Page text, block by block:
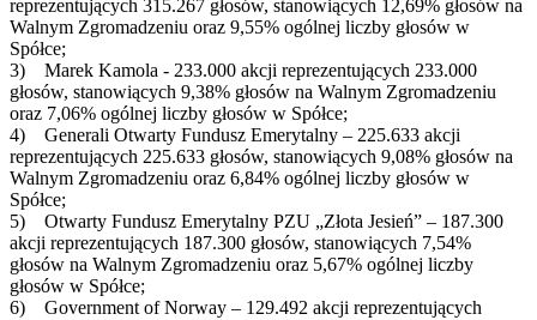
reprezentujących 315.267 głosów, stanowiących 12,69% głosów na
Walnym Zgromadzeniu oraz 9,55% ogólnej liczby głosów w
Spółce;
3) Marek Kamola - 233.000 akcji reprezentujących 233.000
głosów, stanowiących 9,38% głosów na Walnym Zgromadzeniu
oraz 7,06% ogólnej liczby głosów w Spółce;
4) Generali Otwarty Fundusz Emerytalny – 225.633 akcji
reprezentujących 225.633 głosów, stanowiących 9,08% głosów na
Walnym Zgromadzeniu oraz 6,84% ogólnej liczby głosów w
Spółce;
5) Otwarty Fundusz Emerytalny PZU „Złota Jesień” – 187.300
akcji reprezentujących 187.300 głosów, stanowiących 7,54%
głosów na Walnym Zgromadzeniu oraz 5,67% ogólnej liczby
głosów w Spółce;
6) Government of Norway – 129.492 akcji reprezentujących